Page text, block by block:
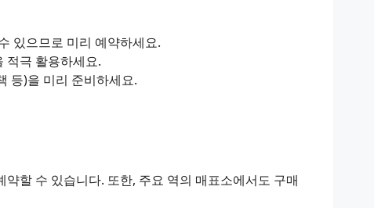
있으므로 미리 예약하세요.
적극 활용하세요.
등)을 미리 준비하세요.
할 수 있습니다. 또한, 주요 역의 매표소에서도 구매